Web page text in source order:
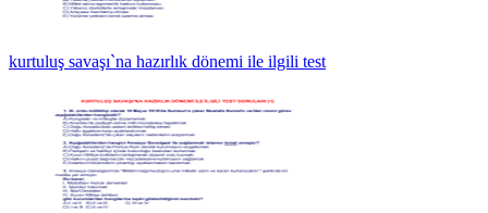
kurtuluş savaşı`na hazırlık dönemi ile ilgili test